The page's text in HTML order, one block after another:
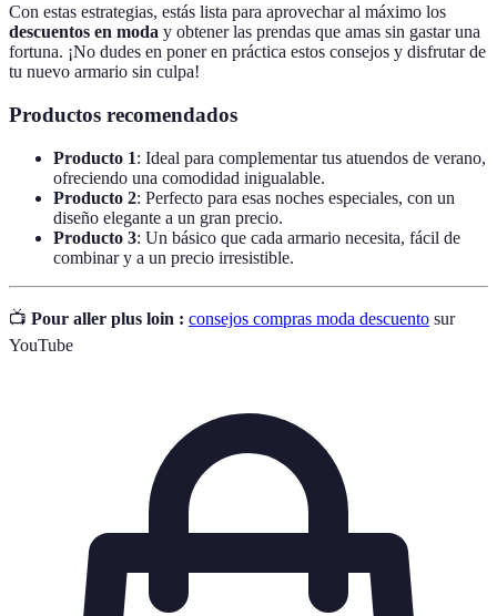
Con estas estrategias, estás lista para aprovechar al máximo los
descuentos en moda y obtener las prendas que amas sin gastar una
fortuna. ¡No dudes en poner en práctica estos consejos y disfrutar de
tu nuevo armario sin culpa!
Productos recomendados
Producto 1: Ideal para complementar tus atuendos de verano,
ofreciendo una comodidad inigualable.
Producto 2: Perfecto para esas noches especiales, con un
diseño elegante a un gran precio.
Producto 3: Un básico que cada armario necesita, fácil de
combinar y a un precio irresistible.
📺 Pour aller plus loin : consejos compras moda descuento sur
YouTube